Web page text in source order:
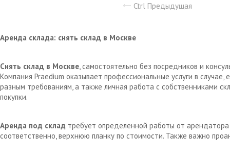
Ctrl Предыдущая
Аренда склада: снять склад в Москве
Снять склад в Москве, самостоятельно без посредников и
Компания Praedium оказывает профессиональные услуги в
разным требованиям, а также личная работа с собственниками
покупки.
Аренда под склад требует определенной работы от
соответственно, верхнюю планку по стоимости. Также важно